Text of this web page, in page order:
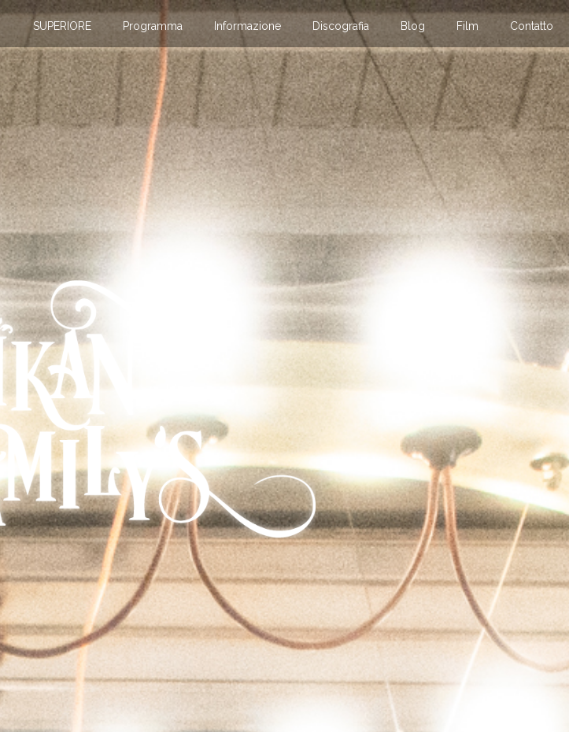
SUPERIORE Programma Informazione Discografia Blog Film Contatto